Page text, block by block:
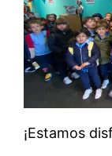
¡Estamos